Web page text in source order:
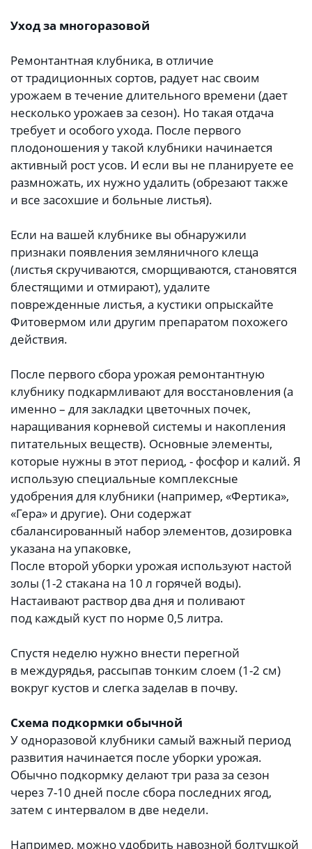
Уход за многоразовой
Ремонтантная клубника, в отличие
от традиционных сортов, радует нас своим
урожаем в течение длительного времени (дает
несколько урожаев за сезон). Но такая отдача
требует и особого ухода. После первого
плодоношения у такой клубники начинается
активный рост усов. И если вы не планируете ее
размножать, их нужно удалить (обрезают также
и все засохшие и больные листья).
Если на вашей клубнике вы обнаружили
признаки появления земляничного клеща
(листья скручиваются, сморщиваются, становятся
блестящими и отмирают), удалите
поврежденные листья, а кустики опрыскайте
Фитовермом или другим препаратом похожего
действия.
После первого сбора урожая ремонтантную
клубнику подкармливают для восстановления (а
именно – для закладки цветочных почек,
наращивания корневой системы и накопления
питательных веществ). Основные элементы,
которые нужны в этот период, - фосфор и калий. Я
использую специальные комплексные
удобрения для клубники (например, «Фертика»,
«Гера» и другие). Они содержат
сбалансированный набор элементов, дозировка
указана на упаковке,
После второй уборки урожая используют настой
золы (1-2 стакана на 10 л горячей воды).
Настаивают раствор два дня и поливают
под каждый куст по норме 0,5 литра.
Спустя неделю нужно внести перегной
в междурядья, рассыпав тонким слоем (1-2 см)
вокруг кустов и слегка заделав в почву.
Схема подкормки обычной
У одноразовой клубники самый важный период
развития начинается после уборки урожая.
Обычно подкормку делают три раза за сезон
через 7-10 дней после сбора последних ягод,
затем с интервалом в две недели.
Например, можно удобрить навозной болтушкой